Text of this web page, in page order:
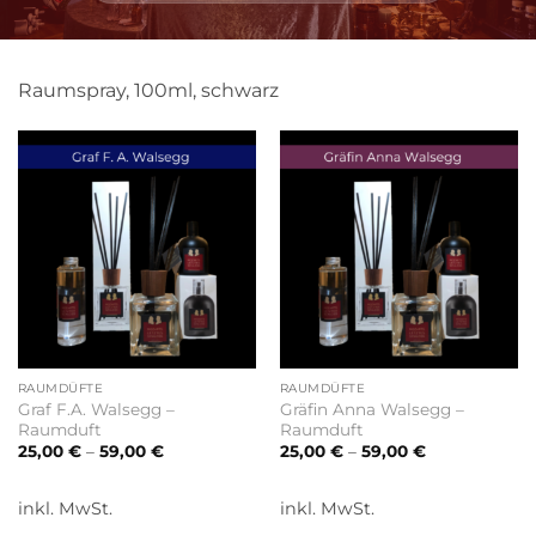
Raumspray, 100ml, schwarz
RAUMDÜFTE
Graf F.A. Walsegg –
Raumduft
25,00 €– 59,00 €
inkl. MwSt.
RAUMDÜFTE
Gräfin Anna Walsegg –
Raumduft
25,00 €– 59,00 €
inkl. MwSt.